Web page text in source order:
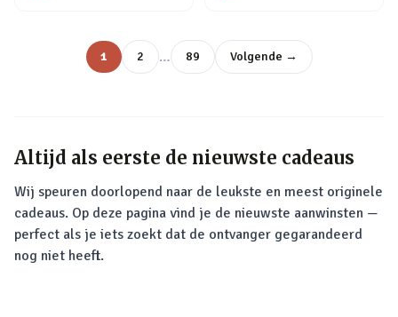
1 2 … 89 Volgende →
Altijd als eerste de nieuwste cadeaus
Wij speuren doorlopend naar de leukste en meest originele
cadeaus. Op deze pagina vind je de nieuwste aanwinsten —
perfect als je iets zoekt dat de ontvanger gegarandeerd
nog niet heeft.